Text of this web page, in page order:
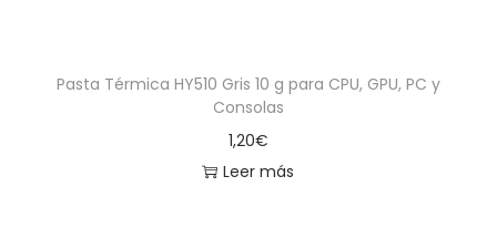
Pasta Térmica HY510 Gris 10 g para CPU, GPU, PC y
Consolas
1,20€
Leer más